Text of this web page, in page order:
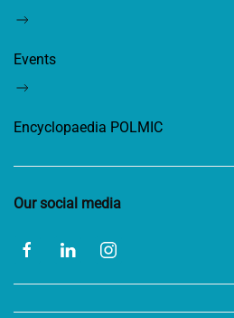
Events
Encyclopaedia POLMIC
Our social media